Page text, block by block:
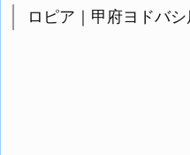
ロピア｜甲府ヨドバ